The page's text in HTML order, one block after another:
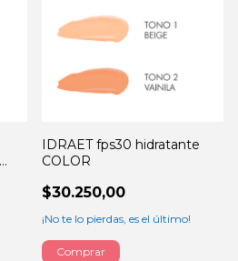
IDRAET fps30 hidratante
COLOR
$30.250,00
¡No te lo pierdas, es el último!
Comprar